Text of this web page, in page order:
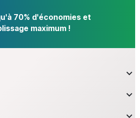
70% d'économies et
maximum !

